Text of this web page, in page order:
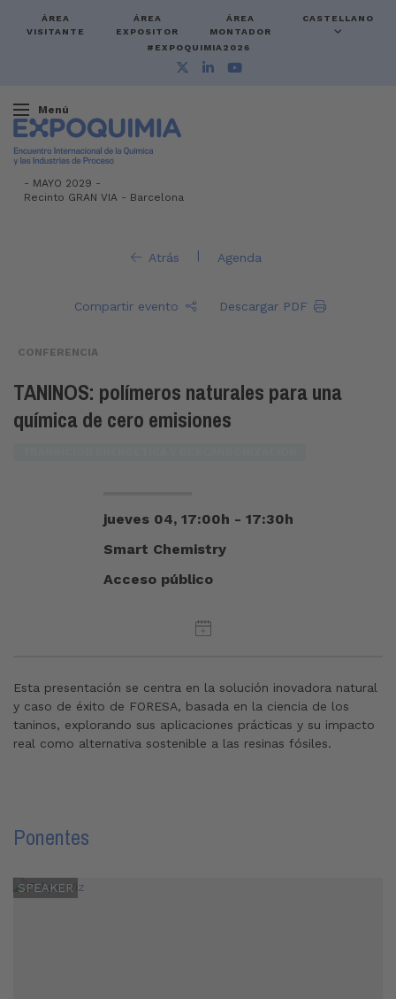
ÁREA
VISITANTE
ÁREA
EXPOSITOR
ÁREA
MONTADOR
CASTELLANO
#EXPOQUIMIA2026
Menú
- MAYO 2029 -
Recinto GRAN VIA - Barcelona
Atrás | Agenda
Compartir evento Descargar PDF
CONFERENCIA
TANINOS: polímeros naturales para una
química de cero emisiones
jueves 04, 17:00h - 17:30h
Smart Chemistry
Acceso público
Esta presentación se centra en la solución inovadora natural
y caso de éxito de FORESA, basada en la ciencia de los
taninos, explorando sus aplicaciones prácticas y su impacto
real como alternativa sostenible a las resinas fósiles.
Ponentes
SPEAKER